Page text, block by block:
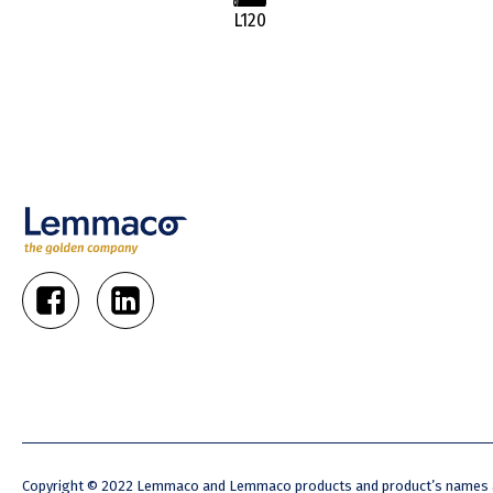
L120
Copyright © 2022 Lemmaco and Lemmaco products and product’s